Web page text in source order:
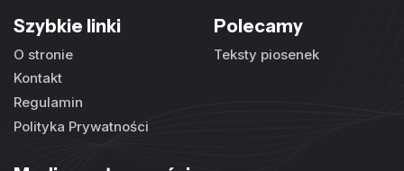
Szybkie linki
O stronie
Kontakt
Regulamin
Polityka Prywatności
Polecamy
Teksty piosenek